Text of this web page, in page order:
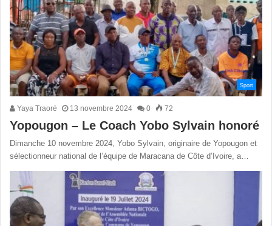
Sport
Yaya Traoré 13 novembre 2024 0 72
Yopougon – Le Coach Yobo Sylvain honoré
Dimanche 10 novembre 2024, Yobo Sylvain, originaire de Yopougon et
sélectionneur national de l’équipe de Maracana de Côte d’Ivoire, a…